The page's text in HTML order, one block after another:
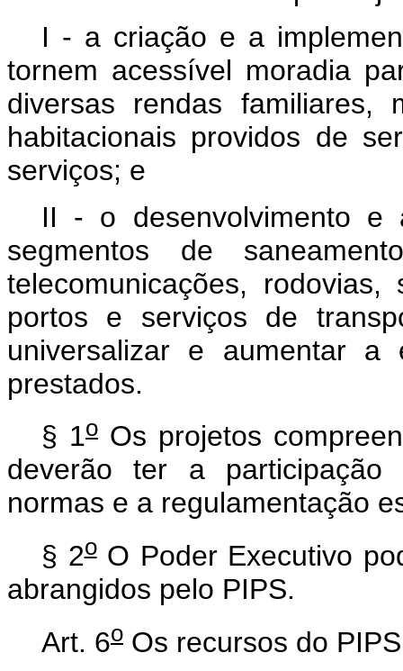
I - a criação e a
tornem acessível moradia
diversas rendas familiares,
habitacionais providos de
serviços; e
II - o desenvolvimento e
segmentos de
telecomunicações,
portos e serviços de
universalizar e aumentar a
prestados.
§ 1oOs projetos
deverão ter a
normas e a regulamentação
§ 2oO Poder Executivo
abrangidos pelo PIPS.
Art. 6o Os recursos do